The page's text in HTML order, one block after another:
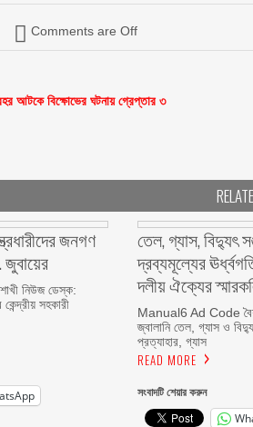
Comments are Off
আটকে বিক্ষোভের ঘটনায় গ্রেপ্তার ৩
জনগণ
নিউজ ডেস্ক:
কেন্দ্রীয় সহকারী
তেল, গ্যাস, বিদ্যুৎ
দ্রব্যমূল্যের
দলীয় ঐক্যের
Manual6 Ad Code
জ্বালানি তেল, গ্যাস ও
প্রত্যাহার, গ্যাস
READ MORE
সংবাদটি শেয়ার করুন